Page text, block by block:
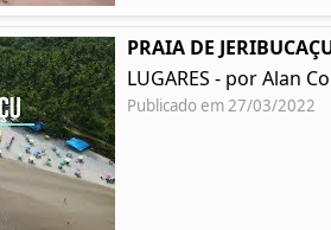
PRAIA DE
LUGARES - por Alan
Publicado em 27/03/2022